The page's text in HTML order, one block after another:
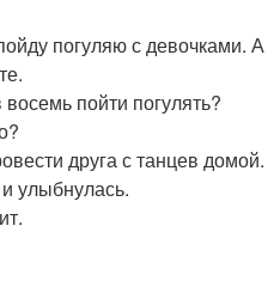
погуляю с девочками. А
пойти погулять?
друга с танцев домой.
улыбнулась.